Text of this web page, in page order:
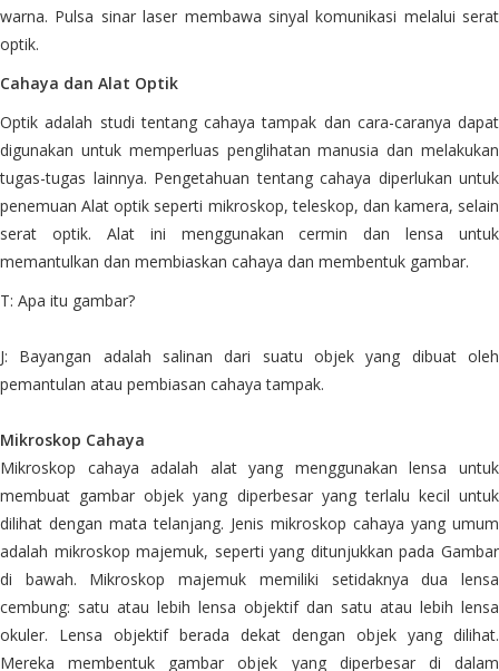
warna. Pulsa sinar laser membawa sinyal komunikasi melalui serat
optik.
Cahaya dan Alat Optik
Optik adalah studi tentang cahaya tampak dan cara-caranya dapat
digunakan untuk memperluas penglihatan manusia dan melakukan
tugas-tugas lainnya. Pengetahuan tentang cahaya diperlukan untuk
penemuan Alat optik seperti mikroskop, teleskop, dan kamera, selain
serat optik. Alat ini menggunakan cermin dan lensa untuk
memantulkan dan membiaskan cahaya dan membentuk gambar.
T: Apa itu gambar?
J: Bayangan adalah salinan dari suatu objek yang dibuat oleh
pemantulan atau pembiasan cahaya tampak.
Mikroskop Cahaya
Mikroskop cahaya adalah alat yang menggunakan lensa untuk
membuat gambar objek yang diperbesar yang terlalu kecil untuk
dilihat dengan mata telanjang. Jenis mikroskop cahaya yang umum
adalah mikroskop majemuk, seperti yang ditunjukkan pada Gambar
di bawah. Mikroskop majemuk memiliki setidaknya dua lensa
cembung: satu atau lebih lensa objektif dan satu atau lebih lensa
okuler. Lensa objektif berada dekat dengan objek yang dilihat.
Mereka membentuk gambar objek yang diperbesar di dalam